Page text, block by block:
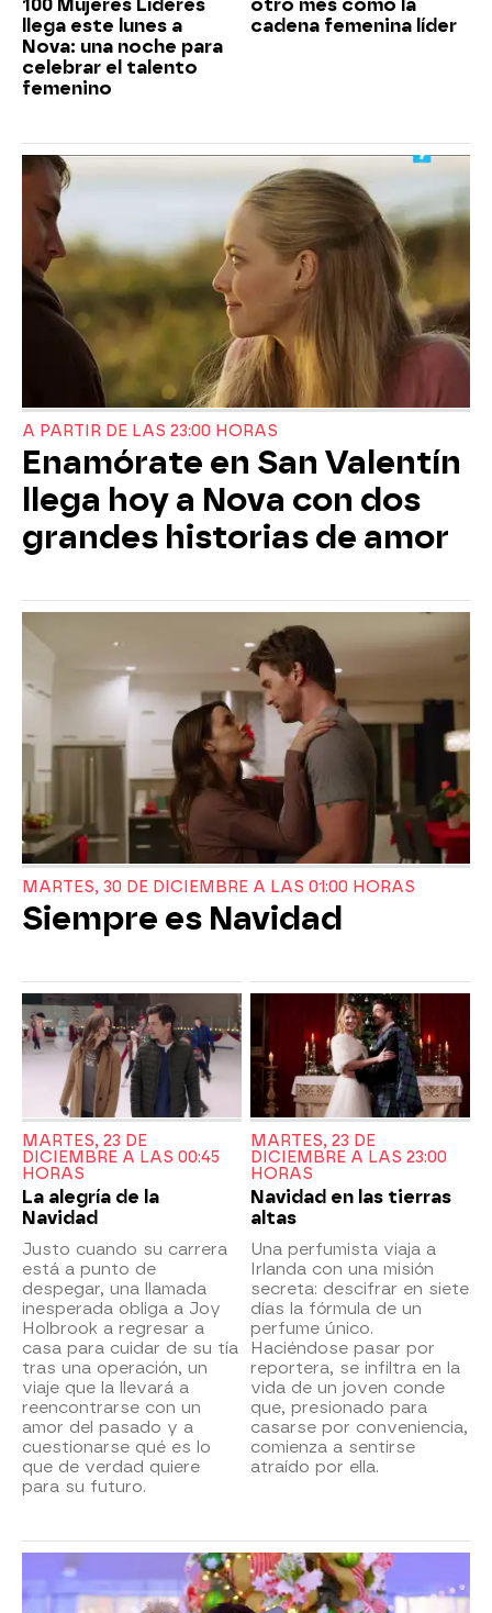
100 Mujeres Líderes
llega este lunes a
Nova: una noche para
celebrar el talento
femenino
otro mes como la
cadena femenina líder
A PARTIR DE LAS 23:00 HORAS
Enamórate en San Valentín
llega hoy a Nova con dos
grandes historias de amor
MARTES, 30 DE DICIEMBRE A LAS 01:00 HORAS
Siempre es Navidad
MARTES, 23 DE
DICIEMBRE A LAS 00:45
HORAS
La alegría de la
Navidad
Justo cuando su carrera
está a punto de
despegar, una llamada
inesperada obliga a Joy
Holbrook a regresar a
casa para cuidar de su tía
tras una operación, un
viaje que la llevará a
reencontrarse con un
amor del pasado y a
cuestionarse qué es lo
que de verdad quiere
para su futuro.
MARTES, 23 DE
DICIEMBRE A LAS 23:00
HORAS
Navidad en las tierras
altas
Una perfumista viaja a
Irlanda con una misión
secreta: descifrar en siete
días la fórmula de un
perfume único.
Haciéndose pasar por
reportera, se infiltra en la
vida de un joven conde
que, presionado para
casarse por conveniencia,
comienza a sentirse
atraído por ella.